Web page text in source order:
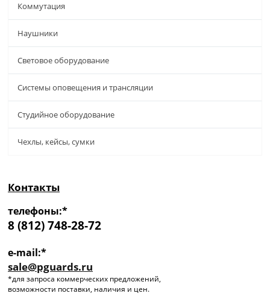
Коммутация
Наушники
Световое оборудование
Системы оповещения и трансляции
Студийное оборудование
Чехлы, кейсы, сумки
Контакты
телефоны:*
8 (812) 748-28-72
e-mail:*
sale@pguards.ru
*для запроса коммерческих предложений,
возможности поставки, наличия и цен.